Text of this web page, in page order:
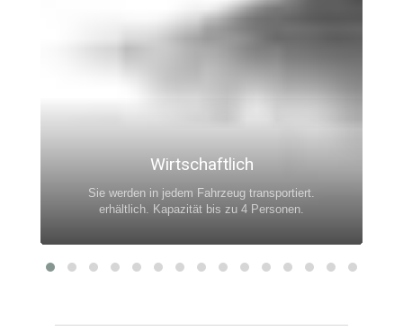
Wirtschaftlich
Sie werden in jedem Fahrzeug transportiert.
erhältlich. Kapazität bis zu 4 Personen.